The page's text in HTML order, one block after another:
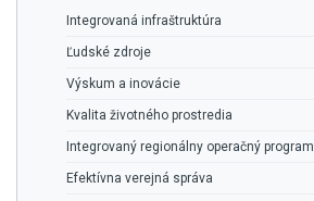
Integrovaná infraštruktúra
Ľudské zdroje
Výskum a inovácie
Kvalita životného prostredia
Integrovaný regionálny operačný program
Efektívna verejná správa